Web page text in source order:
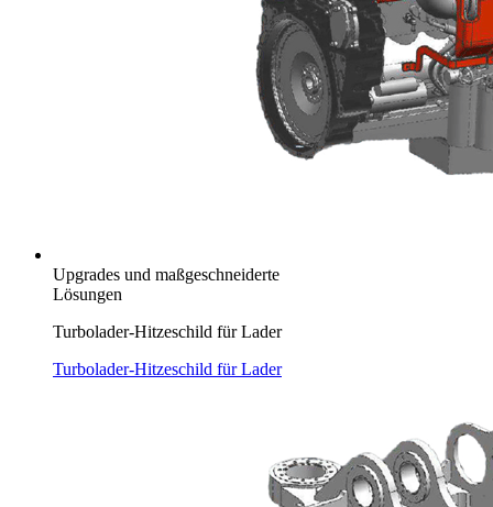
Upgrades und maßgeschneiderte
Lösungen
Turbolader-Hitzeschild für Lader
Turbolader-Hitzeschild für Lader